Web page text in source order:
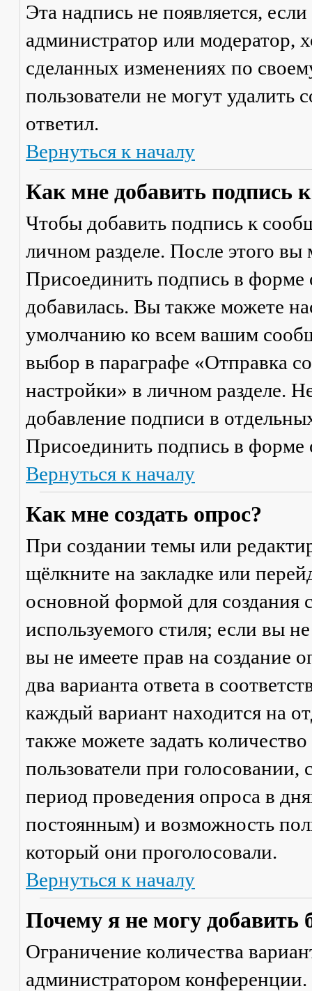
Эта надпись не появляется,
администратор или модератор,
сделанных изменениях по
пользователи не могут удалить
ответил.
Вернуться к началу
Как мне добавить подпись
Чтобы добавить подпись к
личном разделе. После этого
Присоединить подпись в форме
добавилась. Вы также можете
умолчанию ко всем вашим
выбор в параграфе «Отправка
настройки» в личном разделе.
добавление подписи в
Присоединить подпись в форме
Вернуться к началу
Как мне создать опрос?
При создании темы или
щёлкните на закладке или
основной формой для создания
используемого стиля; если вы
вы не имеете прав на создание
два варианта ответа в
каждый вариант находится на
также можете задать
пользователи при
период проведения опроса в
постоянным) и возможность
который они проголосовали.
Вернуться к началу
Почему я не могу добавить
Ограничение количества
администратором